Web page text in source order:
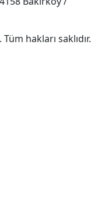
hakları saklıdır.